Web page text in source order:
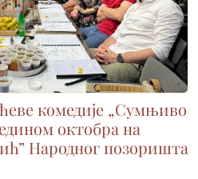
комедије „Сумњиво
октобра на
Народног позоришта